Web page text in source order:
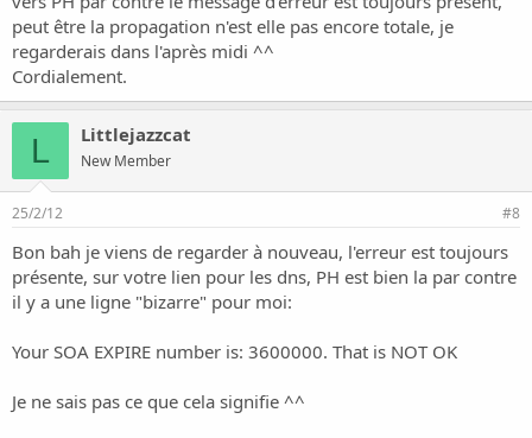
peut être la propagation n'est elle pas encore totale, je
regarderais dans l'après midi ^^
Cordialement.
L Littlejazzcat
New Member
25/2/12 #8
Bon bah je viens de regarder à nouveau, l'erreur est toujours
présente, sur votre lien pour les dns, PH est bien la par contre
il y a une ligne "bizarre" pour moi:
Your SOA EXPIRE number is: 3600000. That is NOT OK
Je ne sais pas ce que cela signifie ^^